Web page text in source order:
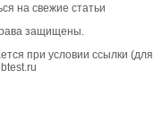
на свежие статьи
защищены.
при условии ссылки (для